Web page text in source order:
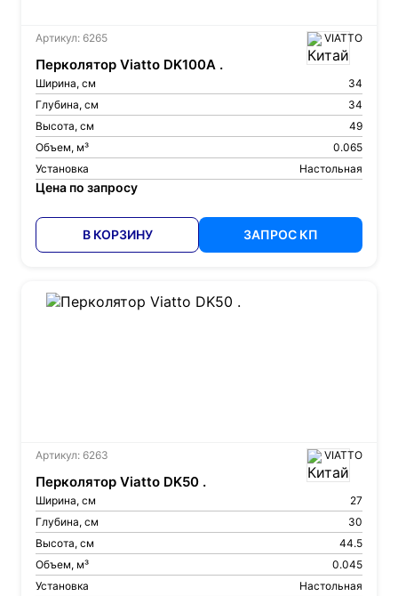
Артикул: 6265 VIATTO
Перколятор Viatto DK100A .
Ширина, см
34
Глубина, см
34
Высота, см
49
Объем, м³
0.065
Установка
Настольная
Цена по запросу
В КОРЗИНУ ЗАПРОС КП
Артикул: 6263 VIATTO
Перколятор Viatto DK50 .
Ширина, см
27
Глубина, см
30
Высота, см
44.5
Объем, м³
0.045
Установка
Настольная